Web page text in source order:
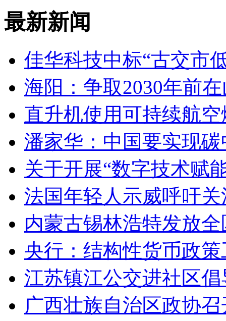
最新新闻
佳华科技中标“古交市
海阳：争取2030年前
直升机使用可持续航
潘家华：中国要实现
关于开展“数字技术赋
法国年轻人示威呼吁
内蒙古锡林浩特发放
央行：结构性货币政
江苏镇江公交进社区
广西壮族自治区政协